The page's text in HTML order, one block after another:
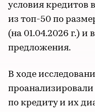
условия кредитов
из топ-50 по
(на 01.04.2026 г.)
предложения.
В ходе
по кредиту и их